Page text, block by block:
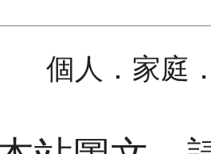
個人．家庭